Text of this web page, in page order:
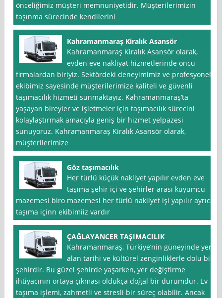
önceliğimiz müşteri memnuniyetidir. Müşterilerimizin
taşınma sürecinde kendilerini
Kahramanmaraş Kiralık Asansör
Kahramanmaraş Kiralık Asansör olarak,
evden eve nakliyat hizmetlerinde öncü
firmalardan biriyiz. Sektördeki deneyimimiz ve profesyonel
ekibimiz sayesinde müşterilerimize kaliteli ve güvenli
taşımacılık hizmeti sunmaktayız. Kahramanmaraş’ta
yaşayan bireyler ve işletmeler için taşımacılık sürecini
kolaylaştırmak amacıyla geniş bir hizmet yelpazesi
sunuyoruz. Kahramanmaraş Kiralık Asansör olarak,
müşterilerimize
Göz taşımacılık
Her türlü küçük nakliyet yapılır evden eve
taşıma şehir içi ve şehirler arası kuyumcu
mazemesi biro mazemesi her türlü nakliyet işi yapılır ayrıca
taşıma içinn ekibimiiz vardır
ÇAĞLAYANCER TAŞIMACILIK
Kahramanmaraş, Türkiye’nin güneyinde yer
alan tarihi ve kültürel zenginliklerle dolu bir
şehirdir. Bu güzel şehirde yaşarken, yer değiştirme
ihtiyacının ortaya çıkması oldukça doğal bir durumdur. Ev
taşıma işlemi, zahmetli ve stresli bir süreç olabilir. Ancak